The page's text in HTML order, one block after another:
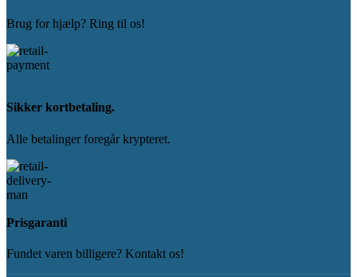
Brug for hjælp? Ring til os!
Sikker kortbetaling.
Alle betalinger foregår krypteret.
Prisgaranti
Fundet varen billigere? Kontakt os!